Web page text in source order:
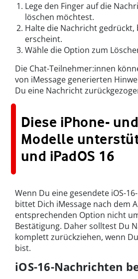
Lege den Finger auf die
löschen möchtest.
Halte die Nachricht gedrückt,
erscheint.
Wähle die Option zum
Die Chat-Teilnehmer:innen
von iMessage generierten
Du eine Nachricht
Diese iPhone-
Modelle
und iPadOS 16
Wenn Du eine gesendete iOS-
bittet Dich iMessage nach dem
entsprechenden Option nicht
Bestätigung. Daher solltest Du
komplett zurückziehen, wenn
bist.
iOS-16-Nachrichten